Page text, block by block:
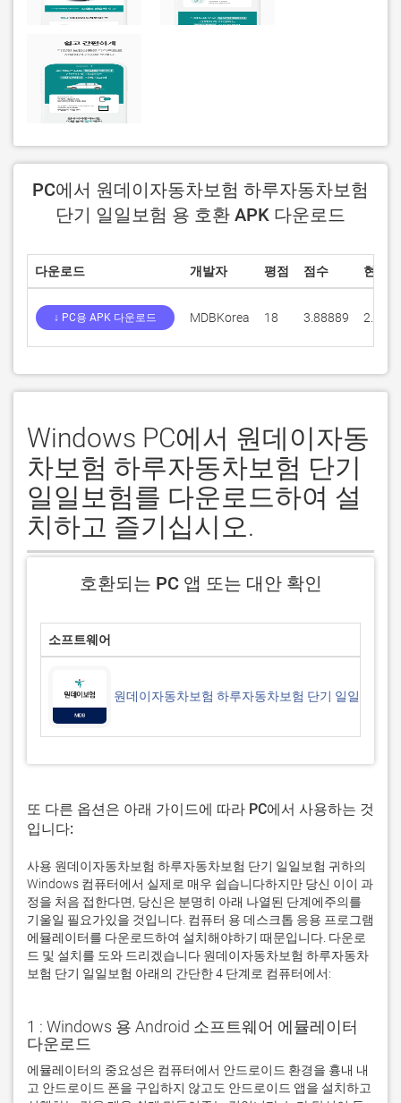
PC에서 원데이자동차보험 하루자동차보험
단기 일일보험 용 호환 APK 다운로드
다운로드 개발자 평점 점수 현재
↓ PC용 APK 다운로드 MDBKorea 18 3.88889 2.3
Windows PC에서 원데이자동
차보험 하루자동차보험 단기
일일보험를 다운로드하여 설
치하고 즐기십시오.
호환되는 PC 앱 또는 대안 확인
소프트웨어
원데이자동차보험 하루자동차보험 단기 일일보험
또 다른 옵션은 아래 가이드에 따라 PC에서 사용하는 것
입니다:
사용 원데이자동차보험 하루자동차보험 단기 일일보험 귀하의
Windows 컴퓨터에서 실제로 매우 쉽습니다하지만 당신 이이 과
정을 처음 접한다면, 당신은 분명히 아래 나열된 단계에주의를
기울일 필요가있을 것입니다. 컴퓨터 용 데스크톱 응용 프로그램
에뮬레이터를 다운로드하여 설치해야하기 때문입니다. 다운로
드 및 설치를 도와 드리겠습니다 원데이자동차보험 하루자동차
보험 단기 일일보험 아래의 간단한 4 단계로 컴퓨터에서:
1 : Windows 용 Android 소프트웨어 에뮬레이터
다운로드
에뮬레이터의 중요성은 컴퓨터에서 안드로이드 환경을 흉내 내
고 안드로이드 폰을 구입하지 않고도 안드로이드 앱을 설치하고